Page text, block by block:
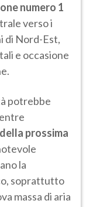
numero 1
verso i
di Nord-Est,
e occasione
potrebbe
prossima
la
soprattutto
massa di aria